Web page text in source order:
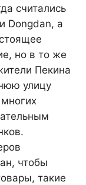
считались
Dongdan, а
но в то же
Пекина
улицу
чтобы
такие